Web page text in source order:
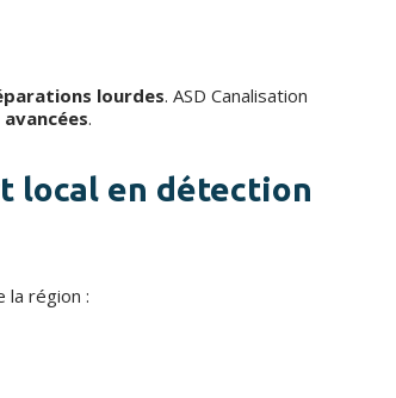
lourdes. ASD Canalisation
.
local en détection
la région :